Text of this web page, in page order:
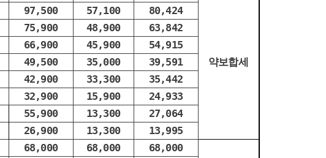
약보합세
97,500 57,100
80,424
75,900 48,900
63,842
66,900 45,900
54,915
49,500 35,000
39,591
42,900 33,300
35,442
32,900 15,900
24,933
55,900 13,300
27,064
26,900 13,300 13,995
68,000 68,000 68,000